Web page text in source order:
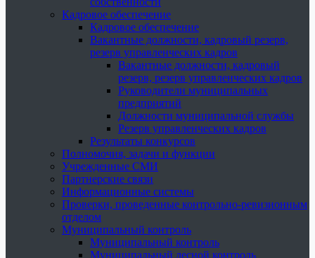
Кадровое обеспечение
Кадровое обеспечение
Вакантные должности, кадровый резерв,
резерв управленческих кадров
Вакантные должности, кадровый
резерв, резерв управленческих кадров
Руководители муниципальных
предприятий
Должности муниципальной службы
Резерв управленческих кадров
Результаты конкурсов
Полномочия, задачи и функции
Учрежденные СМИ
Партнерские связи
Информационные системы
Проверки, проведенные контрольно-ревизионным
отделом
Муниципальный контроль
Муниципальный контроль
Муниципальный лесной контроль